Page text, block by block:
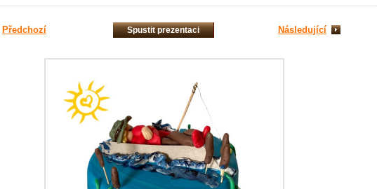
Předchozí Spustit prezentaci Následující